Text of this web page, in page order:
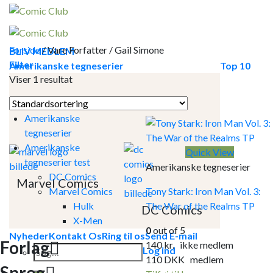
Skip
content
BLIV MEDLEM
Amerikanske tegneserier
Marvel Comics
DC Comics
Top 10
NyhederKontakt OsRing til osSend E-mail
Søg
efter:
Log ind
Forside/Vare Forfatter /Gail Simone
Filter
Viser 1 resultat
Amerikanske
tegneserier
Amerikanske
tegneserier test
DC Comics
Marvel Comics
Hulk
X-Men
Forlag
Quick View
Amerikanske tegneserier
Tony Stark: Iron Man Vol. 3:
The War of the Realms TP
0out of 5
140kr.ikke medlem
110DKK medlem